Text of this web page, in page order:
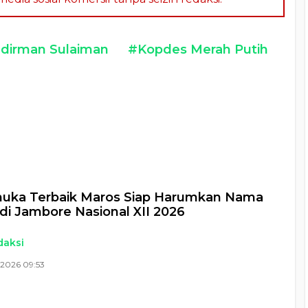
Sulaiman #Kopdes Merah Putih
Terbaik Maros Siap Harumkan Nama
Jambore Nasional XII 2026
09:53